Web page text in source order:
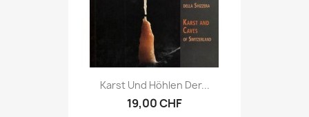
Karst Und Höhlen Der...
19,00 CHF